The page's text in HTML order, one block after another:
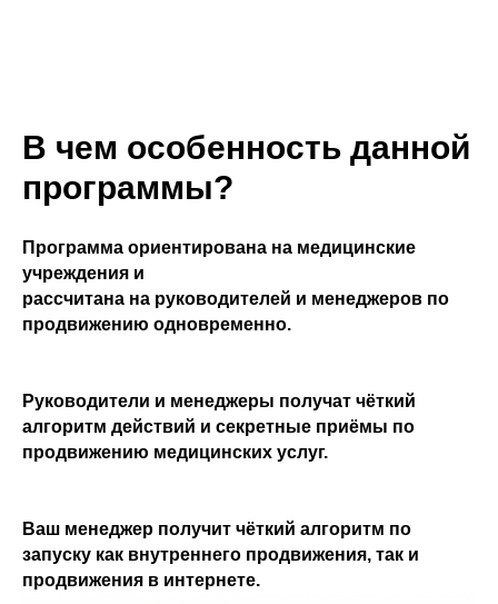
В чем особенность данной
программы?
Программа ориентирована на медицинские
учреждения и
рассчитана на руководителей и менеджеров по
продвижению одновременно.
Руководители и менеджеры получат чёткий
алгоритм действий и секретные приёмы по
продвижению медицинских услуг.
Ваш менеджер получит чёткий алгоритм по
запуску как внутреннего продвижения, так и
продвижения в интернете.